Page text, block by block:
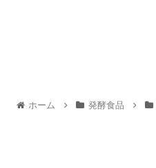
ホーム 発酵食品